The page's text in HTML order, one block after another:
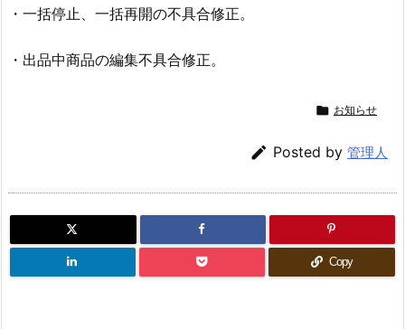
・一括停止、一括再開の不具合修正。
・出品中商品の編集不具合修正。
 お知らせ
 Posted by 管理人
Copy